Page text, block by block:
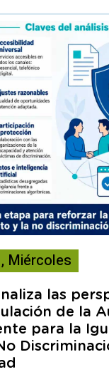
, Miércoles
las
de la
para la